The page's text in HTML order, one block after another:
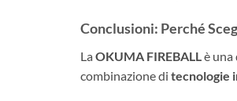
Conclusioni: Perché
La OKUMA FIREBALLè una
combinazione di tecnologie